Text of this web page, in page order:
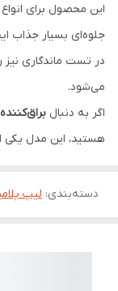
این محصول برای
جلوه‌ای بسیار جذاب
در تست ماندگاری
می‌شود.
اگر به دنبال
هستید، این مدل یکی
دسته‌بندی: لیپ